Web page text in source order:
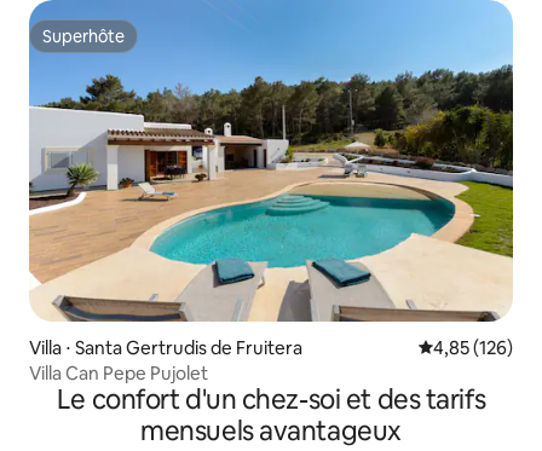
Superhôte
Superhôte
Villa ⋅ Santa Gertrudis de Fruitera Évaluation
4,85 (126)
Villa Can Pepe Pujolet
Le confort d'un chez-soi et des tarifs
mensuels avantageux